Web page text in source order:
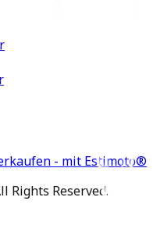
- mit Estimoto®
Rights Reserved.